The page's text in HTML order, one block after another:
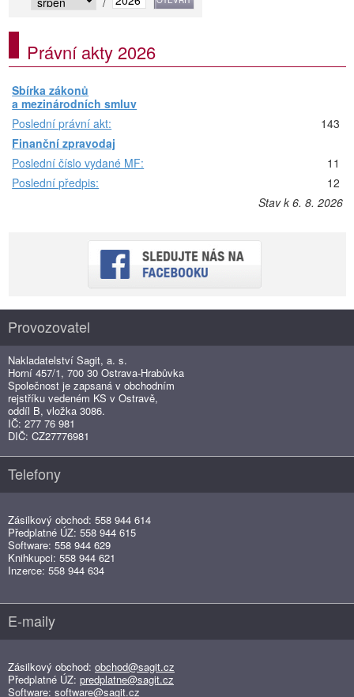
Právní akty 2026
Sbírka zákonů
a mezinárodních smluv
Poslední právní akt:
143
Finanční zpravodaj
Poslední číslo vydané MF:
11
Poslední předpis:
12
Stav k 6. 8. 2026
Provozovatel
Nakladatelství Sagit, a. s.
Horní 457/1, 700 30 Ostrava-Hrabůvka
Společnost je zapsaná v obchodním
rejstříku vedeném KS v Ostravě,
oddíl B, vložka 3086.
IČ: 277 76 981
DIČ: CZ27776981
Telefony
Zásilkový obchod: 558 944 614
Předplatné ÚZ: 558 944 615
Software: 558 944 629
Knihkupci: 558 944 621
Inzerce: 558 944 634
E-maily
Zásilkový obchod: obchod@sagit.cz
Předplatné ÚZ: predplatne@sagit.cz
Software: software@sagit.cz